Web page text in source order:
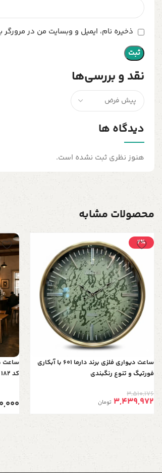
نقد و بررسی‌ها
دیدگاه ها
هنوز نظری ثبت نشده است.
ذخیره نام، ایمیل و وبسایت من در
محصولات مشابه
2٪
ساعت دیواری فلزی برند دارما 601 با آبکاری
فورتیگ و تنوع رنگبندی
3,510,176
3,439,972 تومان
ساعت
کد 182